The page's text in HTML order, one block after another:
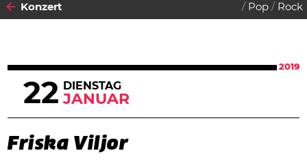
Konzert Pop Rock
2019
22 DIENSTAG
JANUAR
Friska Viljor